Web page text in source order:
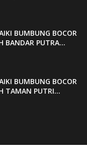
BUMBUNG BOCOR
BANDAR PUTRA...
BUMBUNG BOCOR
TAMAN PUTRI...